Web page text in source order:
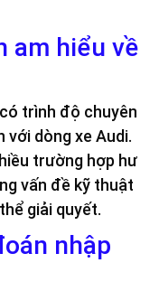
am hiểu về
trình độ chuyên
với dòng xe Audi.
trường hợp hư
vấn đề kỹ thuật
giải quyết.
nhập